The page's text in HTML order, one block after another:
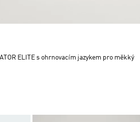
ELITE s ohrnovacím jazykem pro měkký